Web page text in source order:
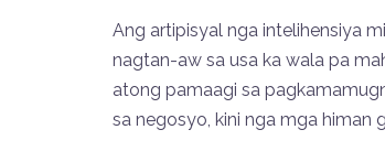
Ang artipisyal nga intelihensiya
nagtan-aw sa usa ka wala pa
atong pamaagi sa
sa negosyo, kini nga mga himan